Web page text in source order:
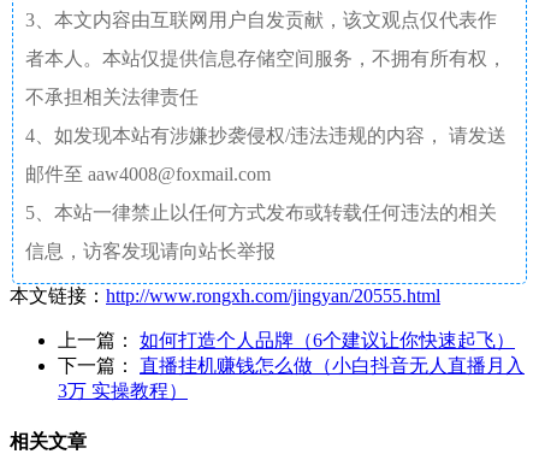
3、本文内容由互联网用户自发贡献，该文观点仅代表作
者本人。本站仅提供信息存储空间服务，不拥有所有权，
不承担相关法律责任
4、如发现本站有涉嫌抄袭侵权/违法违规的内容， 请发送
邮件至 aaw4008@foxmail.com
5、本站一律禁止以任何方式发布或转载任何违法的相关
信息，访客发现请向站长举报
本文链接： http://www.rongxh.com/jingyan/20555.html
上一篇： 如何打造个人品牌（6个建议让你快速起飞）
下一篇： 直播挂机赚钱怎么做（小白抖音无人直播月入
3万 实操教程）
相关文章